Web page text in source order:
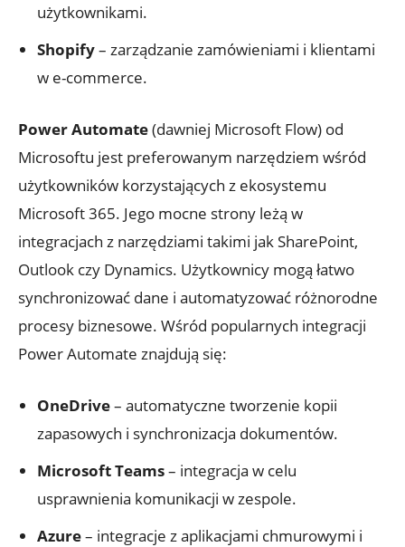
użytkownikami.
Shopify– zarządzanie zamówieniami i klientami
w e-commerce.
Power Automate(dawniej Microsoft Flow) od
Microsoftu jest preferowanym narzędziem wśród
użytkowników ‌korzystających z ekosystemu
Microsoft 365. Jego mocne strony ‌leżą w
integracjach z narzędziami takimi⁤ jak SharePoint,
Outlook czy Dynamics. Użytkownicy mogą łatwo
synchronizować dane i automatyzować różnorodne
procesy biznesowe. Wśród popularnych integracji
Power Automate znajdują się:
OneDrive– ​automatyczne tworzenie kopii
zapasowych i‍ synchronizacja dokumentów.
Microsoft Teams– integracja w⁤ celu
usprawnienia komunikacji w zespole.
Azure– integracje ‍z ⁢aplikacjami chmurowymi i